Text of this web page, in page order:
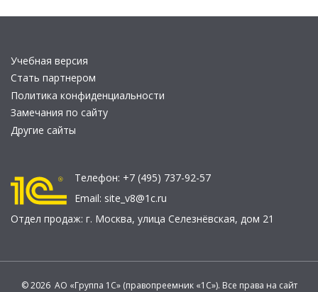
Учебная версия
Стать партнером
Политика конфиденциальности
Замечания по сайту
Другие сайты
Телефон: +7 (495) 737-92-57
Email: site_v8@1c.ru
Отдел продаж: г. Москва, улица Селезнёвская, дом 21
© 2026 АО «Группа 1С» (правопреемник «1С»). Все права на сайт